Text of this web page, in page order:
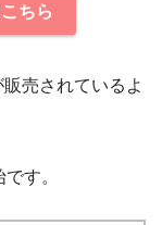
ちら
売されているよ
す。